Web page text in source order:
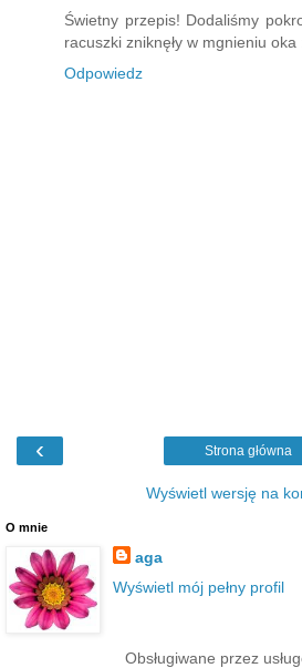
Świetny przepis! Dodaliśmy
racuszki zniknęły w mgnieniu oka
Odpowiedz
‹ Strona główna
Wyświetl wersję na
O mnie
aga
Wyświetl mój pełny profil
Obsługiwane przez